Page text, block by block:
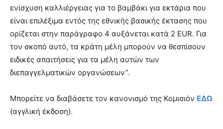
ενίσχυση καλλιέργειας για το βαμβάκι για εκτάρια που
είναι επιλέξιμα εντός της εθνικής βασικής έκτασης που
ορίζεται στην παράγραφο 4 αυξάνεται κατά 2 EUR. Για
τον σκοπό αυτό, τα κράτη μέλη μπορούν να θεσπίσουν
ειδικές απαιτήσεις για τα μέλη αυτών των
διεπαγγελματικών οργανώσεων”.
Μπορείτε να διαβάσετε τον κανονισμό της Κομισιόν ΕΔΩ
(αγγλική έκδοση).